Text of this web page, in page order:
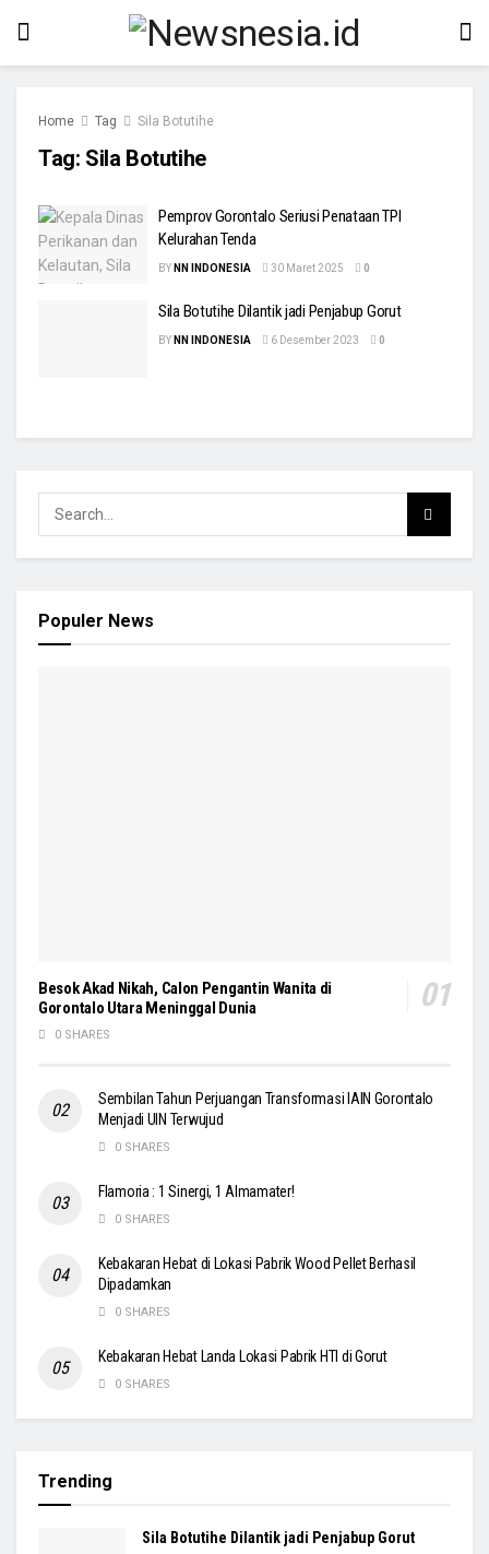
Home Tag Sila Botutihe
Tag: Sila Botutihe
Pemprov Gorontalo Seriusi Penataan TPI
Kelurahan Tenda
BY NN INDONESIA 30 Maret 2025 0
Sila Botutihe Dilantik jadi Penjabup Gorut
BY NN INDONESIA 6 Desember 2023 0
Populer News
Besok Akad Nikah, Calon Pengantin Wanita di
Gorontalo Utara Meninggal Dunia
0 SHARES
Sembilan Tahun Perjuangan Transformasi IAIN Gorontalo
Menjadi UIN Terwujud
0 SHARES
Flamoria : 1 Sinergi, 1 Almamater!
0 SHARES
Kebakaran Hebat di Lokasi Pabrik Wood Pellet Berhasil
Dipadamkan
0 SHARES
Kebakaran Hebat Landa Lokasi Pabrik HTI di Gorut
0 SHARES
Trending
Sila Botutihe Dilantik jadi Penjabup Gorut